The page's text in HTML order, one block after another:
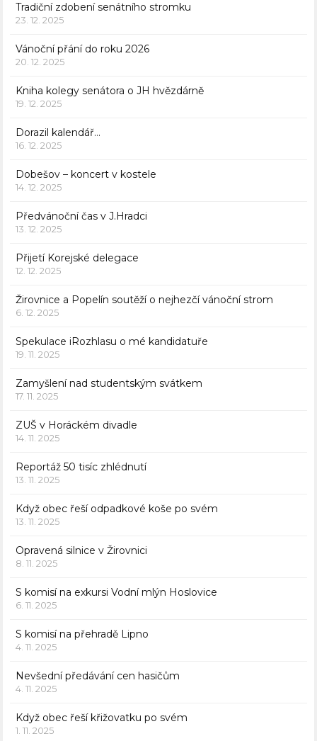
Tradiční zdobení senátního stromku
23. 12. 2025
Vánoční přání do roku 2026
20. 12. 2025
Kniha kolegy senátora o JH hvězdárně
19. 12. 2025
Dorazil kalendář…
16. 12. 2025
Dobešov – koncert v kostele
14. 12. 2025
Předvánoční čas v J.Hradci
13. 12. 2025
Přijetí Korejské delegace
12. 12. 2025
Žirovnice a Popelín soutěží o nejhezčí vánoční strom
6. 12. 2025
Spekulace iRozhlasu o mé kandidatuře
19. 11. 2025
Zamyšlení nad studentským svátkem
17. 11. 2025
ZUŠ v Horáckém divadle
14. 11. 2025
Reportáž 50 tisíc zhlédnutí
13. 11. 2025
Když obec řeší odpadkové koše po svém
13. 11. 2025
Opravená silnice v Žirovnici
8. 11. 2025
S komisí na exkursi Vodní mlýn Hoslovice
6. 11. 2025
S komisí na přehradě Lipno
4. 11. 2025
Nevšední předávání cen hasičům
4. 11. 2025
Když obec řeší křižovatku po svém
1. 11. 2025